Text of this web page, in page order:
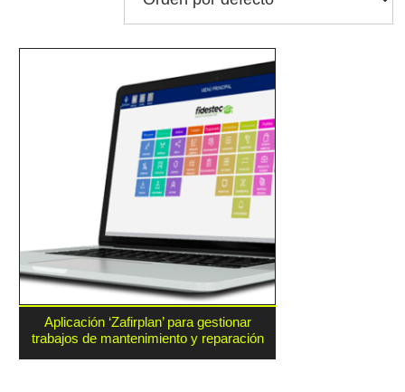
Aplicación ‘Zafirplan’ para gestionar
trabajos de mantenimiento y reparación